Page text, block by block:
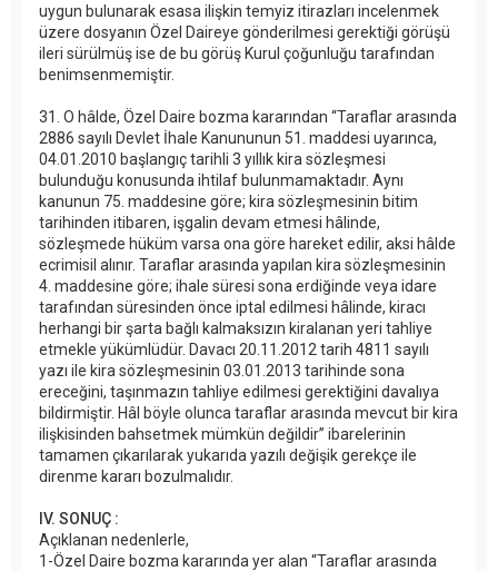
uygun bulunarak esasa ilişkin temyiz itirazları incelenmek
üzere dosyanın Özel Daireye gönderilmesi gerektiği görüşü
ileri sürülmüş ise de bu görüş Kurul çoğunluğu tarafından
benimsenmemiştir.
31. O hâlde, Özel Daire bozma kararından “Taraflar arasında
2886 sayılı Devlet İhale Kanununun 51. maddesi uyarınca,
04.01.2010 başlangıç tarihli 3 yıllık kira sözleşmesi
bulunduğu konusunda ihtilaf bulunmamaktadır. Aynı
kanunun 75. maddesine göre; kira sözleşmesinin bitim
tarihinden itibaren, işgalin devam etmesi hâlinde,
sözleşmede hüküm varsa ona göre hareket edilir, aksi hâlde
ecrimisil alınır. Taraflar arasında yapılan kira sözleşmesinin
4. maddesine göre; ihale süresi sona erdiğinde veya idare
tarafından süresinden önce iptal edilmesi hâlinde, kiracı
herhangi bir şarta bağlı kalmaksızın kiralanan yeri tahliye
etmekle yükümlüdür. Davacı 20.11.2012 tarih 4811 sayılı
yazı ile kira sözleşmesinin 03.01.2013 tarihinde sona
ereceğini, taşınmazın tahliye edilmesi gerektiğini davalıya
bildirmiştir. Hâl böyle olunca taraflar arasında mevcut bir kira
ilişkisinden bahsetmek mümkün değildir” ibarelerinin
tamamen çıkarılarak yukarıda yazılı değişik gerekçe ile
direnme kararı bozulmalıdır.
IV. SONUÇ :
Açıklanan nedenlerle,
1-Özel Daire bozma kararında yer alan “Taraflar arasında